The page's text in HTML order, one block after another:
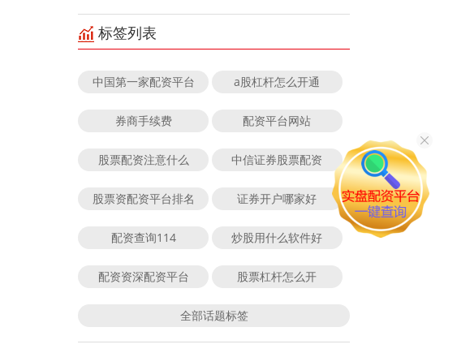
标签列表
中国第一家配资平台 a股杠杆怎么开通
券商手续费 配资平台网站
股票配资注意什么 中信证券股票配资
股票资配资平台排名 证券开户哪家好
配资查询114 炒股用什么软件好
配资资深配资平台 股票杠杆怎么开
全部话题标签